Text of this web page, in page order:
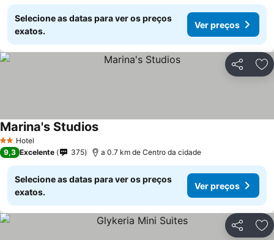
Selecione as datas para ver os preços
exatos.
Ver preços
Partilhar
2 Estrelas
Hotel
Marina's StudiosVer preços
9,3 Excelente 375 a 0.7 km de Centro da cidade
Selecione as datas para ver os preços
exatos.
Ver preços
Partilhar